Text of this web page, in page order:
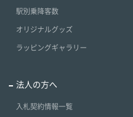
駅別乗降客数
オリジナルグッズ
ラッピングギャラリー
法人の方へ
入札契約情報一覧